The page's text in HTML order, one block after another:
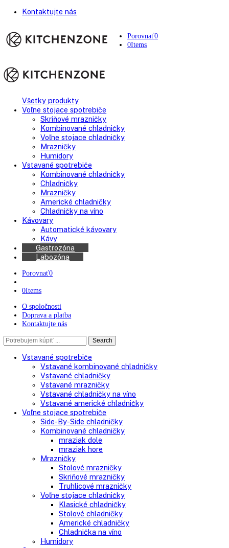
Kontaktujte nás
Porovnať
0Items
Všetky produkty
Voľne stojace spotrebiče
Skriňové mrazničky
Kombinované chladničky
Voľne stojace chladničky
Mrazničky
Humidory
Vstavané spotrebiče
Kombinované chladničky
Chladničky
Mrazničky
Americké chladničky
Chladničky na víno
Kávovary
Automatické kávovary
Gastrozóna
Porovnať0
0Items
O spoločnosti
Kontaktujte nás
Search
Vstavané spotrebiče
Vstavané kombinované chladničky
Vstavané chladničky
Vstavané mrazničky
Vstavané chladničky na víno
Vstavané americké chladničky
Voľne stojace spotrebiče
Side-By-Side chladničky
Kombinované chladničky
mraziak dole
mraziak hore
Mrazničky
Stolové mrazničky
Skriňové mrazničky
Truhlicové mrazničky